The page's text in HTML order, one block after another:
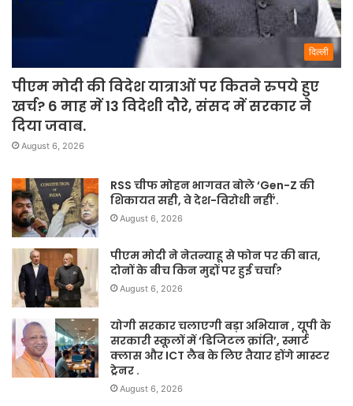
दिल्ली
पीएम मोदी की विदेश यात्राओं पर कितने रुपये हुए
खर्च? 6 माह में 13 विदेशी दौरे, संसद में सरकार ने
दिया जवाब.
August 6, 2026
RSS चीफ मोहन भागवत बोले ‘Gen-Z की
शिकायत सही, वे देश-विरोधी नहीं’.
August 6, 2026
पीएम मोदी ने नेतन्याहू से फोन पर की बात,
दोनों के बीच किन मुद्दों पर हुई चर्चा?
August 6, 2026
योगी सरकार चलाएगी बड़ा अभियान , यूपी के
सरकारी स्कूलों में ‘डिजिटल क्रांति’, स्मार्ट
क्लास और ICT लैब के लिए तैयार होंगे मास्टर
ट्रेनर .
August 6, 2026